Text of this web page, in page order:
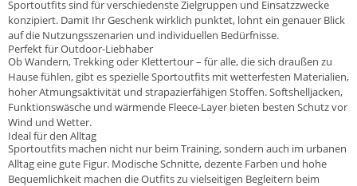
Sportoutfits sind für verschiedenste Zielgruppen und Einsatzzwecke
konzipiert. Damit Ihr Geschenk wirklich punktet, lohnt ein genauer Blick
auf die Nutzungsszenarien und individuellen Bedürfnisse.
Perfekt für Outdoor-Liebhaber
Ob Wandern, Trekking oder Klettertour – für alle, die sich draußen zu
Hause fühlen, gibt es spezielle Sportoutfits mit wetterfesten Materialien,
hoher Atmungsaktivität und strapazierfähigen Stoffen. Softshelljacken,
Funktionswäsche und wärmende Fleece-Layer bieten besten Schutz vor
Wind und Wetter.
Ideal für den Alltag
Sportoutfits machen nicht nur beim Training, sondern auch im urbanen
Alltag eine gute Figur. Modische Schnitte, dezente Farben und hohe
Bequemlichkeit machen die Outfits zu vielseitigen Begleitern beim